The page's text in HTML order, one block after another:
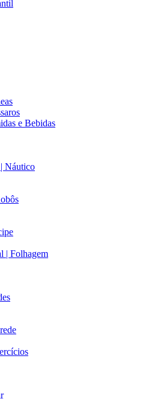
e Bebidas
Náutico
| Folhagem